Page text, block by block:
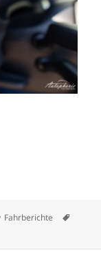
Kategorien
Fahrberichte